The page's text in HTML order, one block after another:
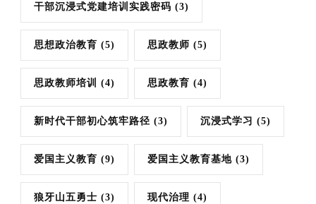
干部沉浸式党建培训实践密码 (3)
思想政治教育 (5) 思政教师 (5)
思政教师培训 (4) 思政教育 (4)
新时代干部初心筑牢路径 (3) 沉浸式学习 (5)
爱国主义教育 (9) 爱国主义教育基地 (3)
狼牙山五勇士 (3) 现代治理 (4)